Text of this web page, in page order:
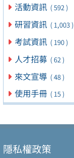
活動資訊 ( 592 )
研習資訊 ( 1,003 )
考試資訊 ( 190 )
人才招募 ( 62 )
來文宣導 ( 48 )
使用手冊 ( 15 )
隱私權政策